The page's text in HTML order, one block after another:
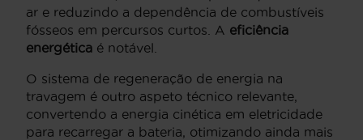
ar e reduzindo a dependência de combustíveis
fósseos em percursos curtos. A eficiência
energética é notável.
O sistema de regeneração de energia na
travagem é outro aspeto técnico relevante,
convertendo a energia cinética em eletricidade
para recarregar a bateria, otimizando ainda mais